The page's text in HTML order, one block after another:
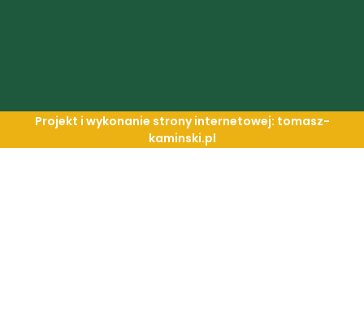
Projekt i wykonanie strony internetowej: tomasz-
kaminski.pl